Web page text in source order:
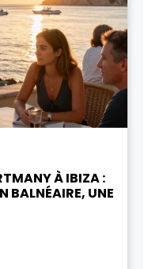
À IBIZA :
BALNÉAIRE, UNE